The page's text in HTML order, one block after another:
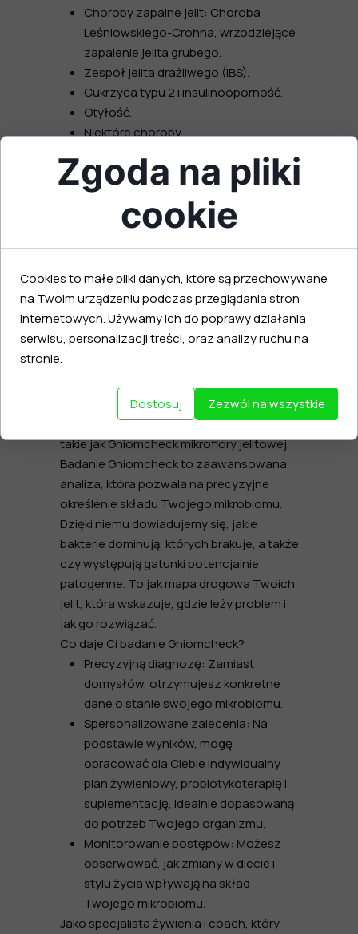
Choroby zapalne jelit: Choroba
Leśniowskiego-Crohna, wrzodziejące
zapalenie jelita grubego.
Zespół jelita drażliwego (IBS).
Cukrzyca typu 2 i insulinooporność.
Otyłość.
Niektóre choroby
reumatoidalne zapalenie stawów.
Alergie i astma.
Depresja i stany lękowe.
Problemy dermatologiczne.
Jak Poznać Swój
Mikrobiom? Rola Badania
Gniomcheck
W dzisiejszych czasach, zgadywanie, co
dzieje się w Twoich jelitach, to już
przeszłość. Jeśli podejrzewasz, że Twój
mikrobiom może być w nierównowadze,
kluczowe jestprofesjonalne badanie,
takie jak Gniomcheck mikroflory jelitowej.
Badanie Gniomcheck to zaawansowana
analiza, która pozwala na precyzyjne
określenie składu Twojego mikrobiomu.
Dzięki niemu dowiadujemy się, jakie
bakterie dominują, których brakuje, a także
czy występują gatunki potencjalnie
patogenne. To jak mapa drogowa Twoich
jelit, która wskazuje, gdzie leży problem i
jak go rozwiązać.
Co daje Ci badanie Gniomcheck?
Precyzyjną diagnozę: Zamiast
domysłów, otrzymujesz konkretne
dane o stanie swojego mikrobiomu.
Spersonalizowane zalecenia: Na
podstawie wyników, mogę
opracować dla Ciebie indywidualny
plan żywieniowy, probiotykoterapię i
suplementację, idealnie dopasowaną
do potrzeb Twojego organizmu.
Monitorowanie postępów: Możesz
obserwować, jak zmiany w diecie i
stylu życia wpływają na skład
Twojego mikrobiomu.
Jako specjalista żywienia i coach, który
Zgoda na pliki
cookie
Cookies to małe pliki danych, które są przechowywane
na Twoim urządzeniu podczas przeglądania stron
internetowych. Używamy ich do poprawy działania
serwisu, personalizacji treści, oraz analizy ruchu na
stronie.
Dostosuj Zezwól na wszystkie